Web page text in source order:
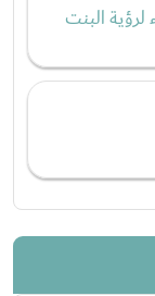
البنت